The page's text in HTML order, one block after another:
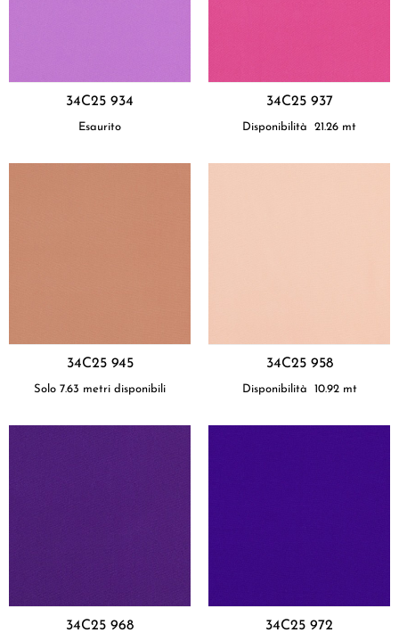
34C25 934
Esaurito
34C25 937
Disponibilità 21.26 mt
34C25 945
Solo 7.63 metri disponibili
34C25 958
Disponibilità 10.92 mt
34C25 968 34C25 972